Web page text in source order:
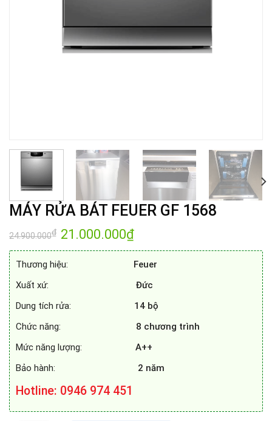
MÁY RỬA BÁT FEUER GF 1568
24.900.000₫ Giá
gốc
là:
21.000.000₫Giá
tại
21.000.000₫.
Thương hiệu:
Feuer
Xuất xứ: Đức
Dung tích rửa: 14 bộ
Chức năng: 8 chương trình
Mức năng lượng: A++
Bảo hành:
2 năm
Hotline: 0946 974 451